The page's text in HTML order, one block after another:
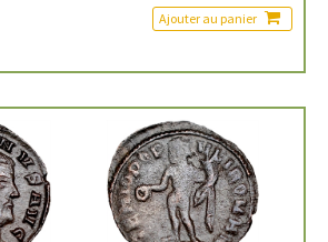
Ajouter au panier